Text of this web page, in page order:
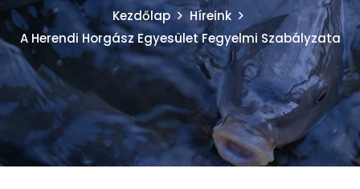
Kezdőlap
Híreink
A Herendi Horgász Egyesület Fegyelmi Szabályzata